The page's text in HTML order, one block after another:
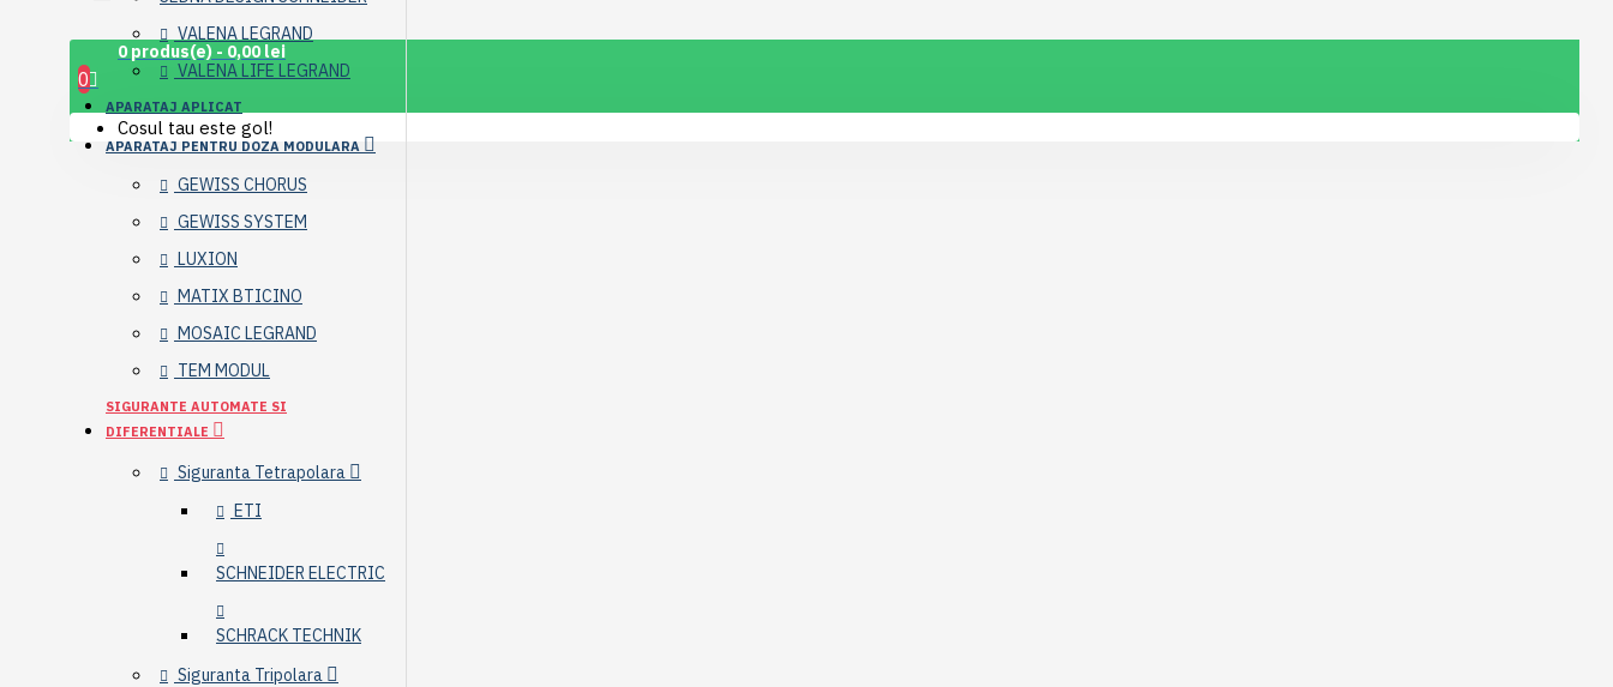
0 produs(e) - 0,00 lei
0
Cosul tau este gol!
VALENA LEGRAND
VALENA LIFE LEGRAND
APARATAJ APLICAT
APARATAJ PENTRU DOZA MODULARA
GEWISS CHORUS
GEWISS SYSTEM
LUXION
MATIX BTICINO
MOSAIC LEGRAND
TEM MODUL
SIGURANTE AUTOMATE SI
DIFERENTIALE
Siguranta Tetrapolara
ETI
SCHNEIDER ELECTRIC
SCHRACK TECHNIK
Siguranta Tripolara